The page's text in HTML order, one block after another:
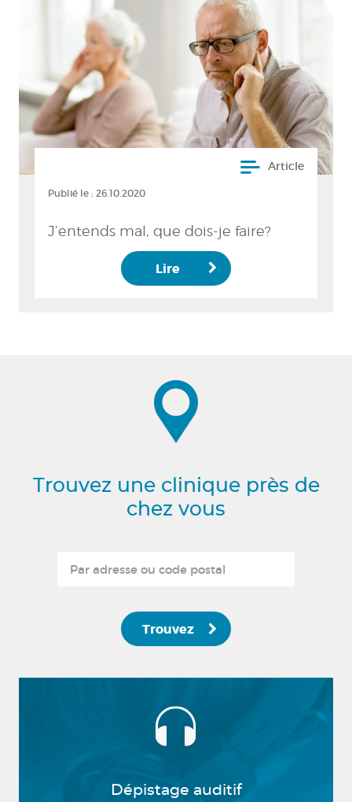
Article
Publié le : 26.10.2020
J’entends mal, que dois-je faire?
Lire
Trouvez une clinique près de
chez vous
Trouvez
Dépistage auditif